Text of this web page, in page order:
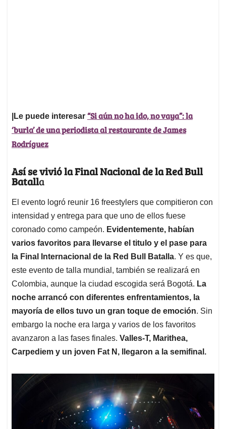
|Le puede interesar “Si aún no ha ido, no vaya”: la
‘burla’ de una periodista al restaurante de James
Rodríguez
Así se vivió la Final Nacional de la Red Bull
Batalla
El evento logró reunir 16 freestylers que compitieron con
intensidad y entrega para que uno de ellos fuese
coronado como campeón. Evidentemente, habían
varios favoritos para llevarse el titulo y el pase para
la Final Internacional de la Red Bull Batalla. Y es que,
este evento de talla mundial, también se realizará en
Colombia, aunque la ciudad escogida será Bogotá. La
noche arrancó con diferentes enfrentamientos, la
mayoría de ellos tuvo un gran toque de emoción. Sin
embargo la noche era larga y varios de los favoritos
avanzaron a las fases finales. Valles-T, Marithea,
Carpediem y un joven Fat N, llegaron a la semifinal.